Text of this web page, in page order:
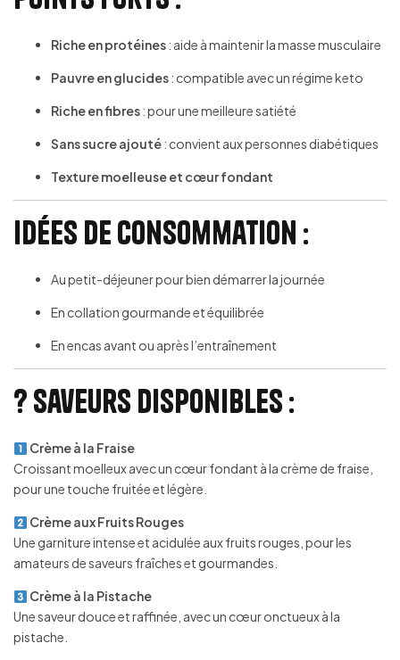
Riche en protéines: aide à maintenir la masse musculaire
Pauvre en glucides: compatible avec un régime keto
Riche en fibres: pour une meilleure satiété
Sans sucre ajouté: convient aux personnes diabétiques
Texture moelleuse et cœur fondant
Idées de consommation :
Au petit-déjeuner pour bien démarrer la journée
En collation gourmande et équilibrée
En encas avant ou après l’entraînement
? Saveurs disponibles :
Crème à la Fraise
Croissant moelleux avec un cœur fondant à la crème de fraise,
pour une touche fruitée et légère.
Crème aux Fruits Rouges
Une garniture intense et acidulée aux fruits rouges, pour les
amateurs de saveurs fraîches et gourmandes.
Crème à la Pistache
Une saveur douce et raffinée, avec un cœur onctueux à la
pistache.